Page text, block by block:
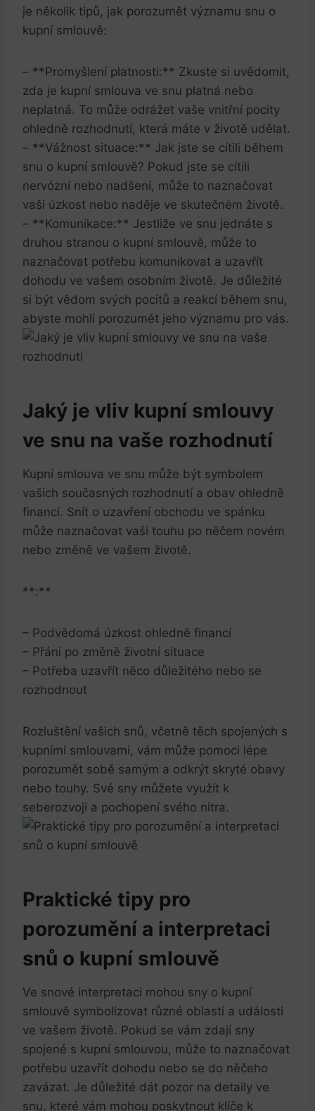
je několik tipů, jak porozumět významu snu o
kupní smlouvě:
– **Promyšlení platnosti:** Zkuste si uvědomit,
zda je kupní smlouva ve snu platná nebo
neplatná. To může odrážet vaše vnitřní pocity
ohledně rozhodnutí, která máte v životě udělat.
– **Vážnost situace:** Jak jste se cítili během
snu o kupní smlouvě? Pokud jste se cítili
nervózní nebo nadšení, může to naznačovat
vaši úzkost nebo naděje ve skutečném životě.
– **Komunikace:** Jestliže ve snu jednáte s
druhou stranou o kupní smlouvě, může to
naznačovat potřebu komunikovat a uzavřít
dohodu ve vašem osobním životě. Je důležité
si být vědom svých pocitů a reakcí během snu,
abyste mohli porozumět jeho významu pro vás.
Jaký je vliv kupní smlouvy
ve snu na vaše rozhodnutí
Kupní smlouva ve snu může být symbolem
vašich současných rozhodnutí a obav ohledně
financí. Snít o uzavření obchodu ve spánku
může naznačovat vaši touhu po něčem novém
nebo změně ve vašem životě.
**:**
– Podvědomá úzkost ohledně financí
– Přání po změně životní situace
– Potřeba uzavřít něco důležitého nebo se
rozhodnout
Rozluštění vašich snů, včetně těch spojených s
kupními smlouvami, vám může pomoci lépe
porozumět sobě samým a odkrýt skryté obavy
nebo touhy. Své sny můžete využít k
seberozvoji a pochopení svého nitra.
Praktické tipy pro
porozumění a interpretaci
snů o kupní smlouvě
Ve snové interpretaci mohou sny o kupní
smlouvě symbolizovat různé oblasti a události
ve vašem životě. Pokud se vám zdají sny
spojené s kupní smlouvou, může to naznačovat
potřebu uzavřít dohodu nebo se do něčeho
zavázat. Je důležité dát pozor na detaily ve
snu, které vám mohou poskytnout klíče k